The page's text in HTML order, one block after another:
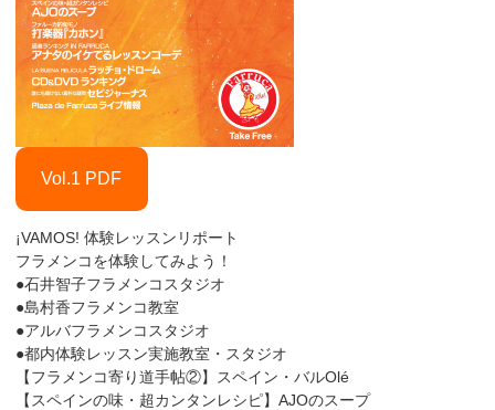
Vol.1 PDF
¡VAMOS! 体験レッスンリポート
フラメンコを体験してみよう！
●石井智子フラメンコスタジオ
●島村香フラメンコ教室
●アルバフラメンコスタジオ
●都内体験レッスン実施教室・スタジオ
【フラメンコ寄り道手帖②】スペイン・バルOlé
【スペインの味・超カンタンレシピ】AJOのスープ